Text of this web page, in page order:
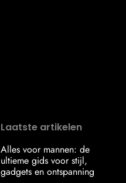
Laatste artikelen
Alles voor mannen: de
ultieme gids voor stijl,
gadgets en ontspanning